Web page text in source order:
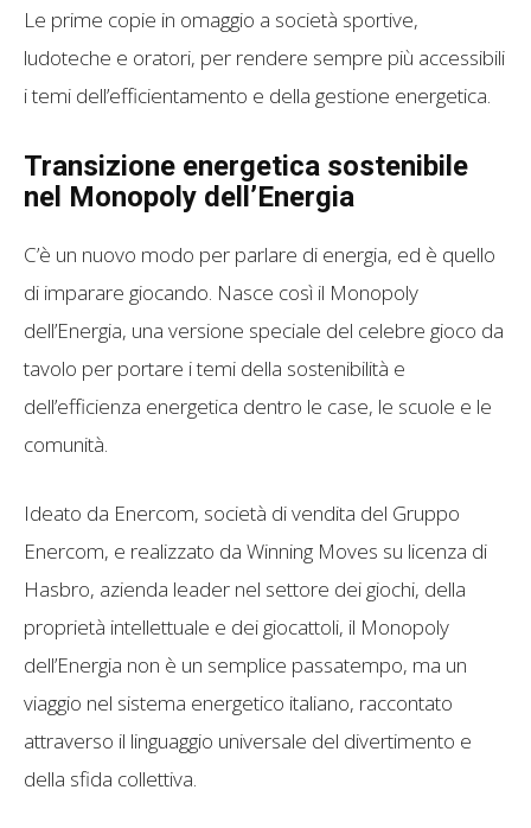
Le prime copie in omaggio a società sportive,
ludoteche e oratori, per rendere sempre più accessibili
i temi dell’efficientamento e della gestione energetica.
Transizione energetica sostenibile
nel Monopoly dell’Energia
C’è un nuovo modo per parlare di energia, ed è quello
di imparare giocando. Nasce così il Monopoly
dell’Energia, una versione speciale del celebre gioco da
tavolo per portare i temi della sostenibilità e
dell’efficienza energetica dentro le case, le scuole e le
comunità.
Ideato da Enercom, società di vendita del Gruppo
Enercom, e realizzato da Winning Moves su licenza di
Hasbro, azienda leader nel settore dei giochi, della
proprietà intellettuale e dei giocattoli, il Monopoly
dell’Energia non è un semplice passatempo, ma un
viaggio nel sistema energetico italiano, raccontato
attraverso il linguaggio universale del divertimento e
della sfida collettiva.